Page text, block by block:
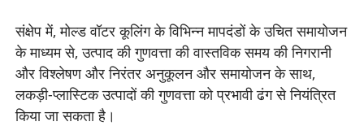
संक्षेप में, मोल्ड वॉटर कूलिंग के विभिन्न मापदंडों के उचित समायोजन
के माध्यम से, उत्पाद की गुणवत्ता की वास्तविक समय की निगरानी
और विश्लेषण और निरंतर अनुकूलन और समायोजन के साथ,
लकड़ी-प्लास्टिक उत्पादों की गुणवत्ता को प्रभावी ढंग से नियंत्रित
किया जा सकता है।